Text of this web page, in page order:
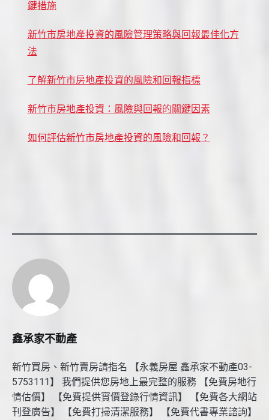
鍵措施
新竹市房地產投資的風險管理策略與回報最佳化方
法
了解新竹市房地產投資的風險和回報指標
新竹市房地產投資：風險與回報的關鍵因素
如何評估新竹市房地產投資的風險和回報？
鑫承家不動產
新竹買房、新竹賣房請指名 【永義房屋 鑫承家不動產03-
5753111】 我們提供您房地上最完整的服務 【免費房地行
情估價】 【免費提供實價登錄行情資訊】 【免費各大網站
刊登廣告】 【免費打掃清潔服務】 【免費代書專業諮詢】